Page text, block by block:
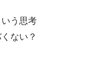
う思考
ない？